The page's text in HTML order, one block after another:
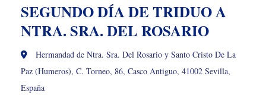
SEGUNDO DÍA DE TRIDUO A
NTRA. SRA. DEL ROSARIO
Hermandad de Ntra. Sra. Del Rosario y Santo Cristo De La
Paz (Humeros), C. Torneo, 86, Casco Antiguo, 41002 Sevilla,
España